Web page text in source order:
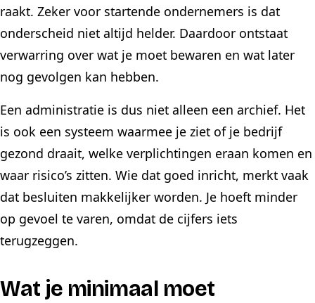
raakt. Zeker voor startende ondernemers is dat
onderscheid niet altijd helder. Daardoor ontstaat
verwarring over wat je moet bewaren en wat later
nog gevolgen kan hebben.
Een administratie is dus niet alleen een archief. Het
is ook een systeem waarmee je ziet of je bedrijf
gezond draait, welke verplichtingen eraan komen en
waar risico’s zitten. Wie dat goed inricht, merkt vaak
dat besluiten makkelijker worden. Je hoeft minder
op gevoel te varen, omdat de cijfers iets
terugzeggen.
Wat je minimaal moet